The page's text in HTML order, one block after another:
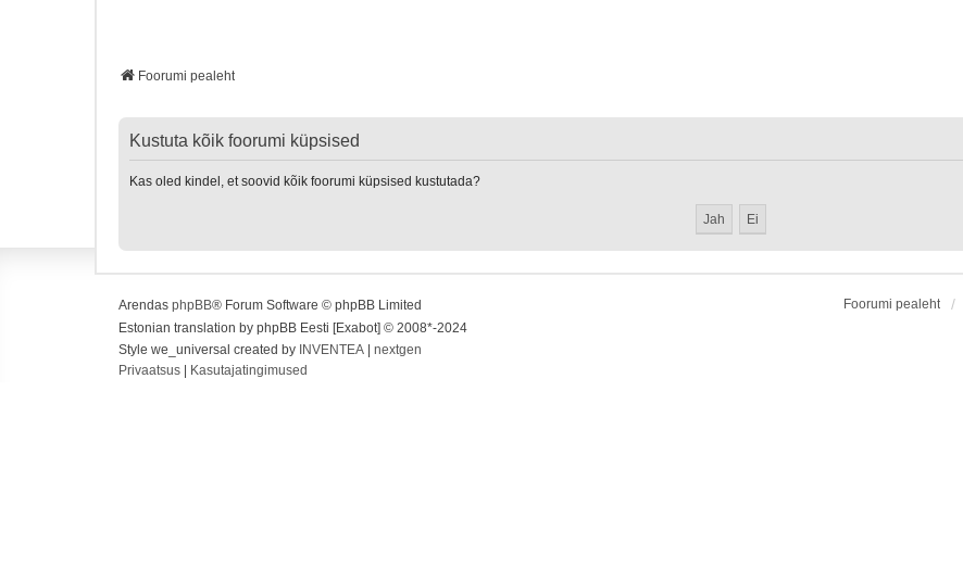
Foorumi pealeht
Kustuta kõik foorumi küpsised
Kas oled kindel, et soovid kõik foorumi küpsised kustutada?
Foorumi pealeht
Arendas phpBB® Forum Software © phpBB Limited
Estonian translation by phpBB Eesti [Exabot] © 2008*-2024
Style we_universal created by INVENTEA
nextgen
Privaatsus
Kasutajatingimused